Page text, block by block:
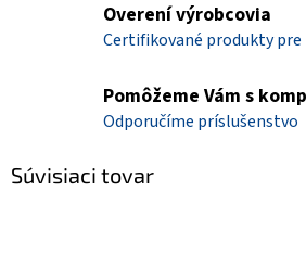
Overení výrobcovia
Certifikované produkty pre
Pomôžeme Vám s
Odporučíme príslušenstvo
Súvisiaci tovar